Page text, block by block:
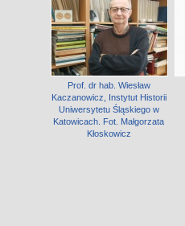
Prof. dr hab. Wiesław
Kaczanowicz, Instytut Historii
Uniwersytetu Śląskiego w
Katowicach. Fot. Małgorzata
Kłoskowicz